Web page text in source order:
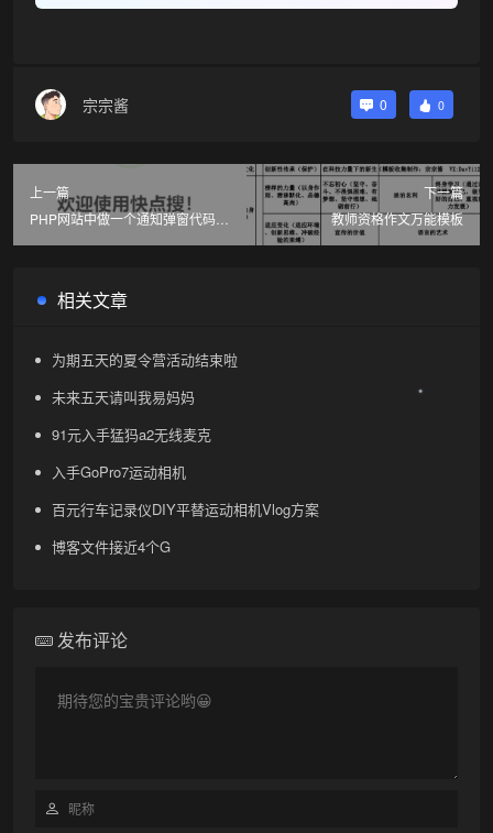
宗宗酱 0 0
上一篇
PHP网站中做一个通知弹窗代码公
下一篇
教师资格作文万能模板
相关文章
为期五天的夏令营活动结束啦
未来五天请叫我易妈妈
91元入手猛犸a2无线麦克
入手GoPro7运动相机
百元行车记录仪DIY平替运动相机Vlog方案
博客文件接近4个G
发布评论